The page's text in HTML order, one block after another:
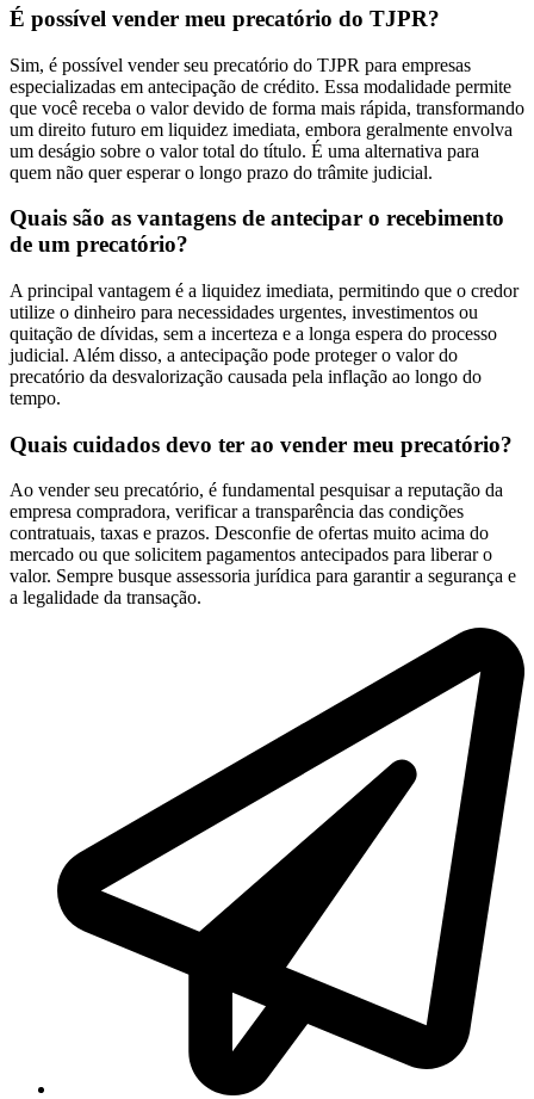
É possível vender meu precatório do TJPR?
Sim, é possível vender seu precatório do TJPR para empresas
especializadas em antecipação de crédito. Essa modalidade permite
que você receba o valor devido de forma mais rápida, transformando
um direito futuro em liquidez imediata, embora geralmente envolva
um deságio sobre o valor total do título. É uma alternativa para
quem não quer esperar o longo prazo do trâmite judicial.
Quais são as vantagens de antecipar o recebimento
de um precatório?
A principal vantagem é a liquidez imediata, permitindo que o credor
utilize o dinheiro para necessidades urgentes, investimentos ou
quitação de dívidas, sem a incerteza e a longa espera do processo
judicial. Além disso, a antecipação pode proteger o valor do
precatório da desvalorização causada pela inflação ao longo do
tempo.
Quais cuidados devo ter ao vender meu precatório?
Ao vender seu precatório, é fundamental pesquisar a reputação da
empresa compradora, verificar a transparência das condições
contratuais, taxas e prazos. Desconfie de ofertas muito acima do
mercado ou que solicitem pagamentos antecipados para liberar o
valor. Sempre busque assessoria jurídica para garantir a segurança e
a legalidade da transação.